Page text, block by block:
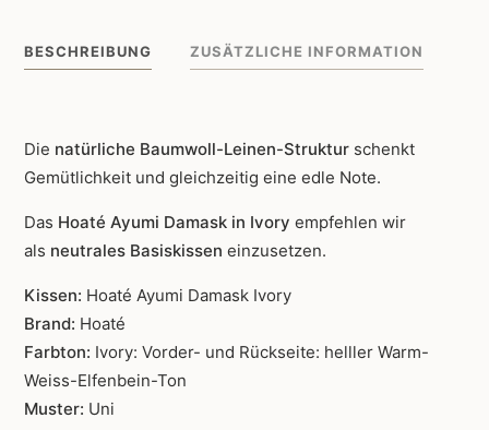
Menge
BESCHREIBUNG ZUSÄTZLICHE INFORMATION
Die natürliche Baumwoll-Leinen-Struktur schenkt
Gemütlichkeit und gleichzeitig eine edle Note.
Das Hoaté Ayumi Damask in Ivory empfehlen wir
als neutrales Basiskissen einzusetzen.
Kissen: Hoaté Ayumi Damask Ivory
Brand: Hoaté
Farbton: Ivory: Vorder- und Rückseite: helller Warm-
Weiss-Elfenbein-Ton
Muster: Uni